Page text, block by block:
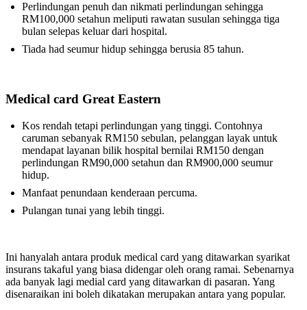
Perlindungan penuh dan nikmati perlindungan sehingga
RM100,000 setahun meliputi rawatan susulan sehingga tiga
bulan selepas keluar dari hospital.
Tiada had seumur hidup sehingga berusia 85 tahun.
Medical card Great Eastern
Kos rendah tetapi perlindungan yang tinggi. Contohnya
caruman sebanyak RM150 sebulan, pelanggan layak untuk
mendapat layanan bilik hospital bernilai RM150 dengan
perlindungan RM90,000 setahun dan RM900,000 seumur
hidup.
Manfaat penundaan kenderaan percuma.
Pulangan tunai yang lebih tinggi.
Ini hanyalah antara produk medical card yang ditawarkan syarikat
insurans takaful yang biasa didengar oleh orang ramai. Sebenarnya
ada banyak lagi medial card yang ditawarkan di pasaran. Yang
disenaraikan ini boleh dikatakan merupakan antara yang popular.